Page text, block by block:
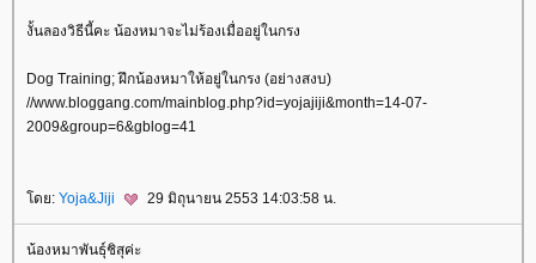
งั้นลองวิธีนี้คะ น้องหมาจะไม่ร้องเมื่ออยู่ในกรง
Dog Training; ฝึกน้องหมาให้อยู่ในกรง (อย่างสงบ)
//www.bloggang.com/mainblog.php?id=yojajiji&month=14-07-
2009&group=6&gblog=41
ดย: Yoja&Jiji 29 มิถุนายน 2553 14:03:58 น.
น้องหมาพันธุ์ชิสุค่ะ